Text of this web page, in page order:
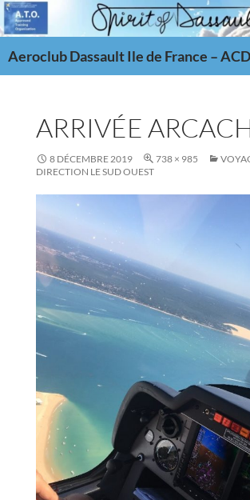
Aller
au
Aeroclub Dassault Ile de France –
ARRIVÉE
8 DÉCEMBRE 2019 738 × 985
DIRECTION LE SUD OUEST